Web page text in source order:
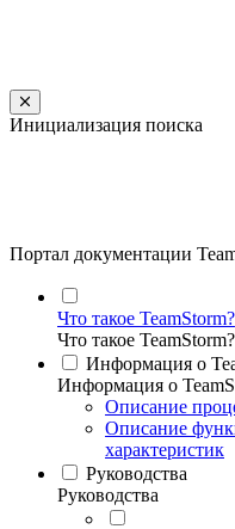
Инициализация поиска
Портал документации
Что такое TeamStorm?
Что такое TeamStorm?
Информация о
Информация о
Описание
Описание
характеристик
Руководства
Руководства